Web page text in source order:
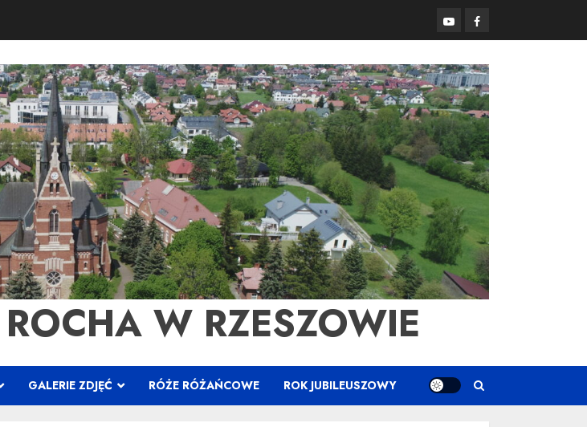
YouTubeFacebook
W RZESZOWIE
GALERIE ZDJĘĆ RÓŻE RÓŻAŃCOWE ROK JUBILEUSZOWY